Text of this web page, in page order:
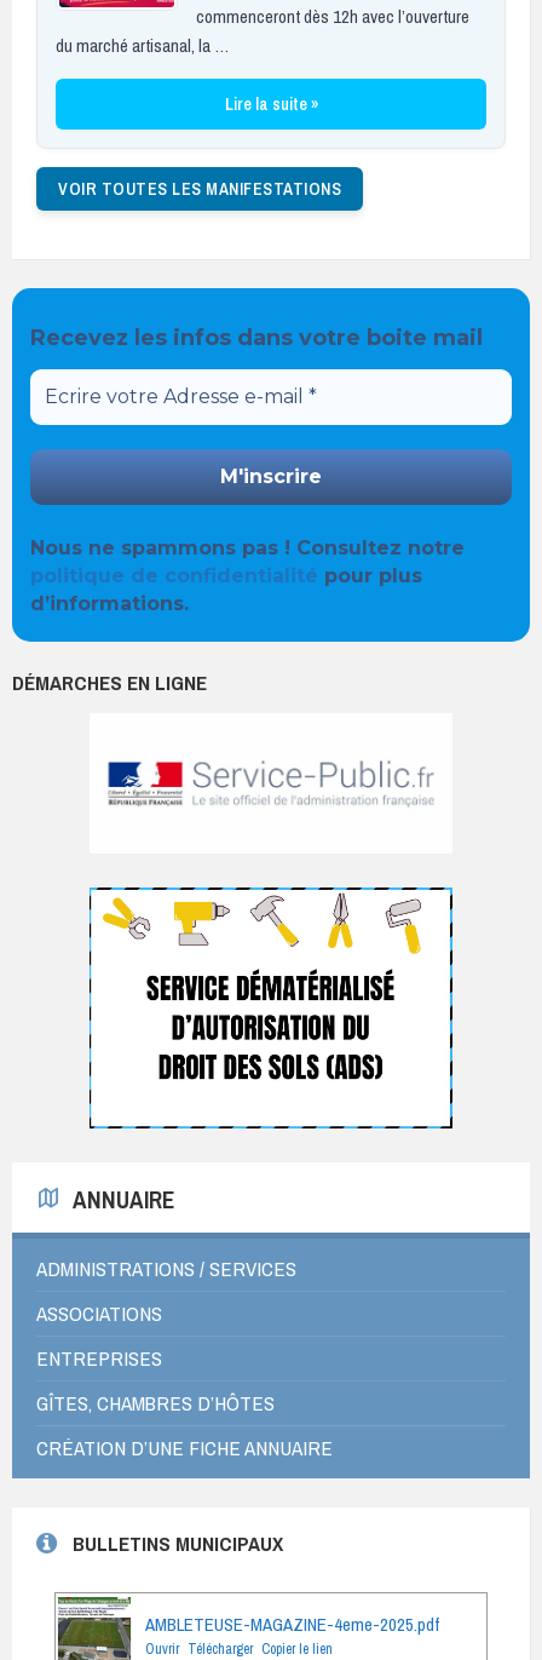
commenceront dès 12h avec l’ouverture
du marché artisanal, la …
Lire la suite »
VOIR TOUTES LES MANIFESTATIONS
Recevez les infos dans votre boite mail
Nous ne spammons pas ! Consultez notre
politique de confidentialité pour plus
d’informations.
DÉMARCHES EN LIGNE
ANNUAIRE
ADMINISTRATIONS / SERVICES
ASSOCIATIONS
ENTREPRISES
GÎTES, CHAMBRES D’HÔTES
CRÉATION D’UNE FICHE ANNUAIRE
BULLETINS MUNICIPAUX
AMBLETEUSE-MAGAZINE-4eme-2025.pdf
Ouvrir Télécharger Copier le lien